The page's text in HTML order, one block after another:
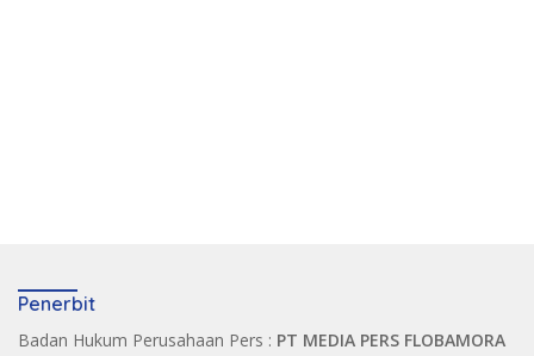
Penerbit
Badan Hukum Perusahaan Pers : PT MEDIA PERS FLOBAMORA